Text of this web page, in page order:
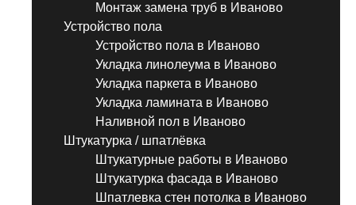
Монтаж замена труб в Иваново
Устройство пола
Устройство пола в Иваново
Укладка линолеума в Иваново
Укладка паркета в Иваново
Укладка ламината в Иваново
Наливной пол в Иваново
Штукатурка / шпатлёвка
Штукатурные работы в Иваново
Штукатурка фасада в Иваново
Шпатлевка стен потолка в Иваново